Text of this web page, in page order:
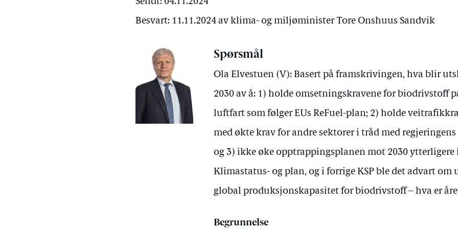
Besvart: 11.11.2024 av klima- og miljøminister Tore Onshuus Sandvik
Spørsmål
Ola Elvestuen (V): Basert på framskrivingen, hva blir
2030 av å: 1) holde omsetningskravene for biodrivstoff
luftfart som følger EUs ReFuel-plan; 2) holde
med økte krav for andre sektorer i tråd med
og 3) ikke øke opptrappingsplanen mot 2030 ytterligere
Klimastatus- og plan, og i forrige KSP ble det advart
global produksjonskapasitet for biodrivstoff – hva er
Begrunnelse